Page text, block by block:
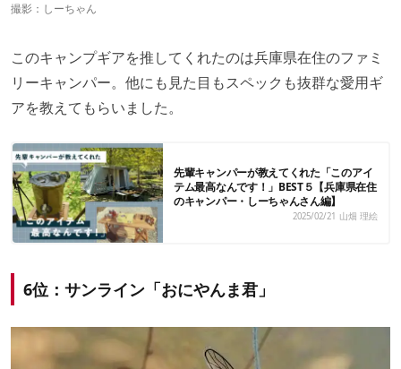
撮影：しーちゃん
このキャンプギアを推してくれたのは兵庫県在住のファミ
リーキャンパー。他にも見た目もスペックも抜群な愛用ギ
アを教えてもらいました。
先輩キャンパーが教えてくれた「このアイ
テム最高なんです！」BEST５【兵庫県在住
のキャンパー・しーちゃんさん編】
2025/02/21 山畑 理絵
6位：サンライン「おにやんま君」